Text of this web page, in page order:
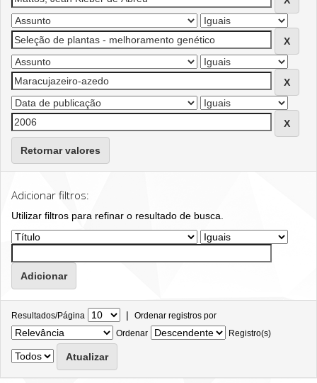
Retornar valores
Adicionar filtros:
Utilizar filtros para refinar o resultado de busca.
Resultados/Página | Ordenar registros por
Ordenar
Registro(s)